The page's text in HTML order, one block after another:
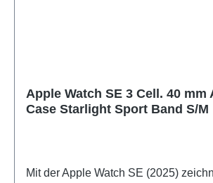
Apple Watch SE 3 Cell. 40
Case Starlight Sport Band S/M
Mit der Apple Watch SE (2025)